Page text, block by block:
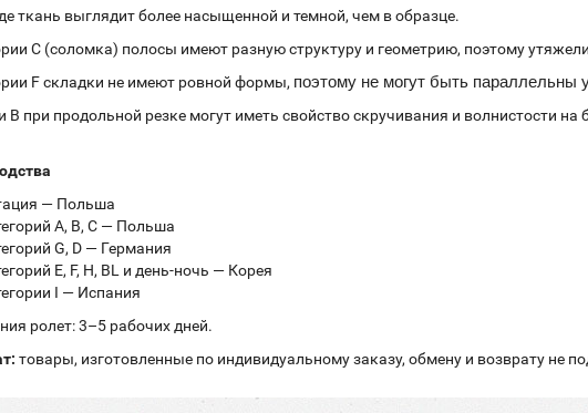
ткань выглядит более насыщенной и темной, чем в образце.
C (соломка) полосы имеют разную структуру и геометрию, поэтому
F складки не имеют ровной формы, поэтому не могут быть параллельны
B при продольной резке могут иметь свойство скручивания и волнистости
— Польша
A, B, C — Польша
G, D — Германия
E, F, H, BL и день-ночь — Корея
I — Испания
ролет: 3–5 рабочих дней.
товары, изготовленные по индивидуальному заказу, обмену и возврату не